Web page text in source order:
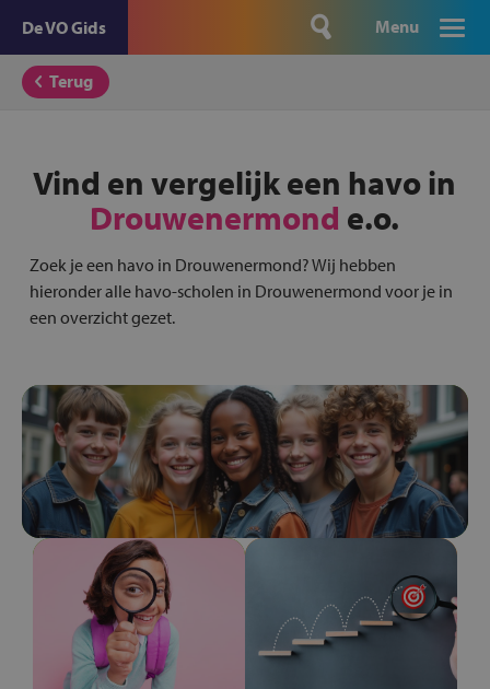
De VO Gids Menu
Terug
Vind en vergelijk een havo in
Drouwenermond e.o.
Zoek je een havo in Drouwenermond? Wij hebben
hieronder alle havo-scholen in Drouwenermond voor je in
een overzicht gezet.